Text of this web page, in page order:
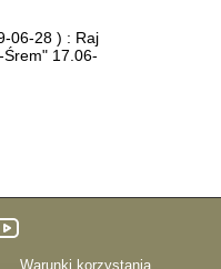
06-28 ) : Raj
17.06-
Warunki korzystania